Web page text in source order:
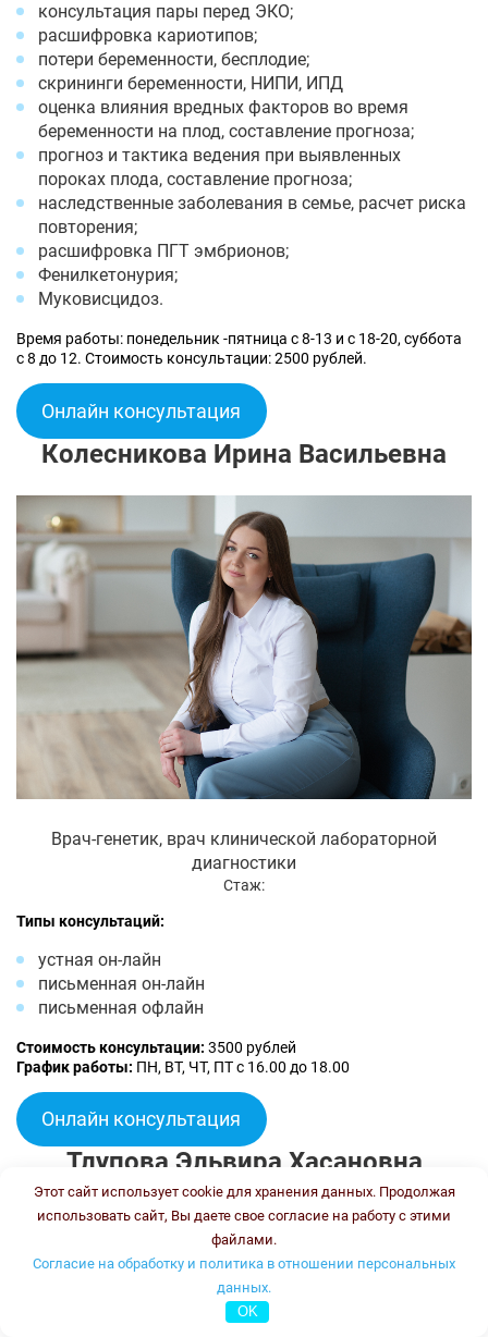
консультация пары перед ЭКО;
расшифровка кариотипов;
потери беременности, бесплодие;
скрининги беременности, НИПИ, ИПД
оценка влияния вредных факторов во время
беременности на плод, составление прогноза;
прогноз и тактика ведения при выявленных
пороках плода, составление прогноза;
наследственные заболевания в семье, расчет риска
повторения;
расшифровка ПГТ эмбрионов;
Фенилкетонурия;
Муковисцидоз.
Время работы: понедельник -пятница с 8-13 и с 18-20, суббота
с 8 до 12. Стоимость консультации: 2500 рублей.
Онлайн консультация
Колесникова Ирина Васильевна
Врач-генетик, врач клинической лабораторной
диагностики
Стаж:
Типы консультаций:
устная он-лайн
письменная он-лайн
письменная офлайн
Стоимость консультации: 3500 рублей
График работы: ПН, ВТ, ЧТ, ПТ с 16.00 до 18.00
Онлайн консультация
Тлупова Эльвира Хасановна
Этот сайт использует cookie для хранения данных. Продолжая
использовать сайт, Вы даете свое согласие на работу с этими
файлами.
Согласие на обработку и политика в отношении персональных
данных.
OK